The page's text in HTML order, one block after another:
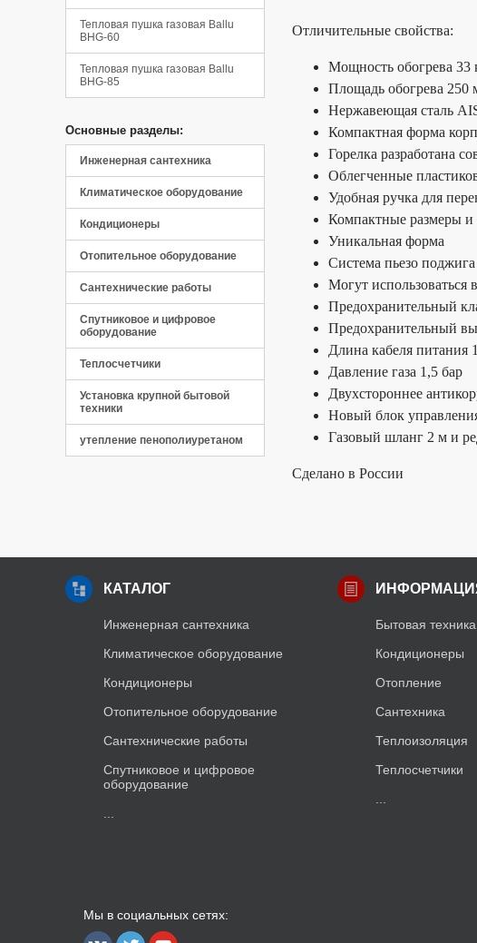
Отличительные свойства:
Мощность обогрева 33
Площадь обогрева 250
Нержавеющая сталь
Компактная форма
Горелка разработана
Облегченные
Удобная ручка для
Компактные размеры и
Уникальная форма
Система пьезо поджига
Могут использоваться
Предохранительный
Предохранительный
Длина кабеля питания
Давление газа 1,5 бар
Двухстороннее
Новый блок
Газовый шланг 2 м и
Сделано в России
Тепловая пушка газовая Ballu
BHG-60
Тепловая пушка газовая Ballu
BHG-85
Основные разделы:
Инженерная сантехника
Климатическое оборудование
Кондиционеры
Отопительное оборудование
Сантехнические работы
Спутниковое и цифровое
оборудование
Теплосчетчики
Установка крупной бытовой
техники
утепление пенополиуретаном
КАТАЛОГ
Инженерная сантехника
Климатическое оборудование
Кондиционеры
Отопительное оборудование
Сантехнические работы
Спутниковое и цифровое
оборудование
Бытовая техника
Кондиционеры
Отопление
Сантехника
Теплоизоляция
Теплосчетчики
Мы в социальных сетях: